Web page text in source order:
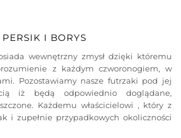
PERSIK I BORYS
wewnętrzny zmysł dzięki któremu
z każdym czworonogiem, w
Pozostawiamy nasze futrzaki pod jej
iż będą odpowiednio doglądane,
Każdemu właścicielowi , który z
i zupełnie przypadkowych okoliczności